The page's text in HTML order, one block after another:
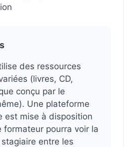
des ressources
(livres, CD,
conçu par le
Une plateforme
est mise à disposition
formateur pourra voir la
entre les